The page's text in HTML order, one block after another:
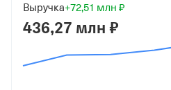
Крайнов Андрей Валентинович
Выручка+72,51 млн ₽
436,27 млн ₽